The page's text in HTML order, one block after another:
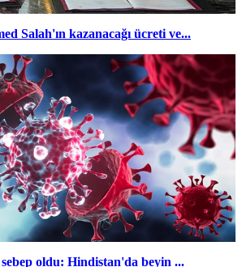
Salah'ın kazanacağı ücreti ve...
oldu: Hindistan'da beyin ...